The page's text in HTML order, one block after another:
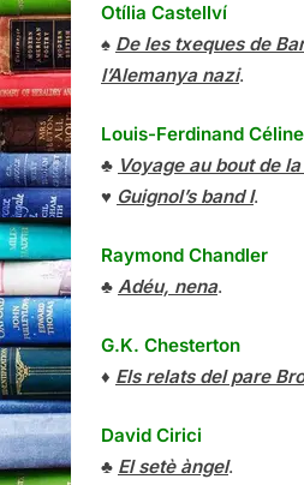
Otília Castellví
♠ De les txeques de
l’Alemanya nazi.
Louis-Ferdinand Céline
♣ Voyage au bout de
♥ Guignol’s band I.
Raymond Chandler
♣ Adéu, nena.
G.K. Chesterton
♦ Els relats del pare
David Cirici
♣ El setè àngel.